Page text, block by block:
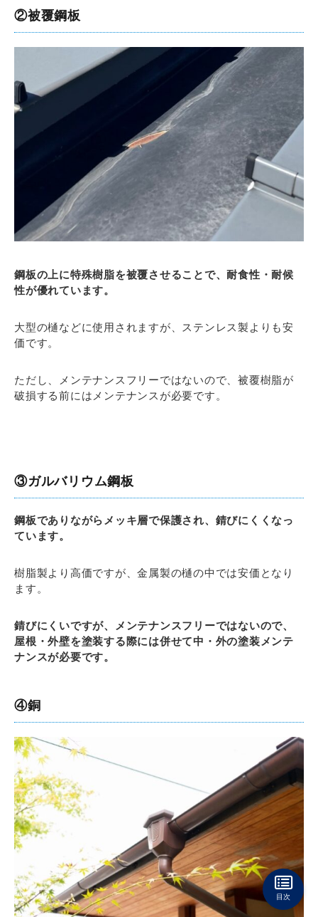
②被覆鋼板
鋼板の上に特殊樹脂を被覆させることで、耐食性・耐候
性が優れています。
大型の樋などに使用されますが、ステンレス製よりも安
価です。
ただし、メンテナンスフリーではないので、被覆樹脂が
破損する前にはメンテナンスが必要です。
③ガルバリウム鋼板
鋼板でありながらメッキ層で保護され、錆びにくくなっ
ています。
樹脂製より高価ですが、金属製の樋の中では安価となり
ます。
錆びにくいですが、メンテナンスフリーではないので、
屋根・外壁を塗装する際には併せて中・外の塗装メンテ
ナンスが必要です。
④銅
目次